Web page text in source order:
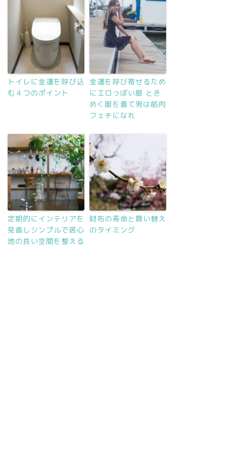
トイレに金運を呼び込
む４つのポイント
金運を呼び寄せるため
にエロっぽい服 とき
めく服を着て男は筋肉
フェチになれ
定期的にインテリアを
見直しシンプルで居心
地の良い空間を整える
財布の寿命と買い替え
のタイミング